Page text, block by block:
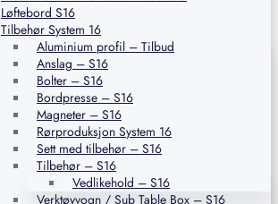
Løftebord S16
Tilbehør System 16
Aluminium profil – Tilbud
Anslag – S16
Bolter – S16
Bordpresse – S16
Magneter – S16
Rørproduksjon System 16
Sett med tilbehør – S16
Tilbehør – S16
Vedlikehold – S16
Verktøyvogn / Sub Table Box – S16